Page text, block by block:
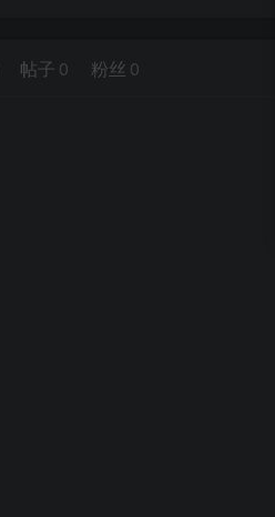
帖子 0 粉丝 0